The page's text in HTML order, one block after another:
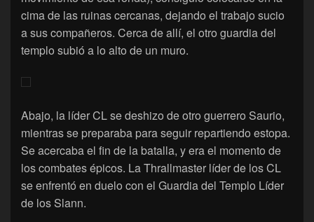
cima de las ruinas cercanas, dejando el trabajo sucio
a sus compañeros. Cerca de allí, el otro guardia del
templo subió a lo alto de un muro.
Abajo, la líder CL se deshizo de otro guerrero Saurio,
mientras se preparaba para seguir repartiendo estopa.
Se acercaba el fin de la batalla, y era el momento de
los combates épicos. La Thrallmaster líder de los CL
se enfrentó en duelo con el Guardia del Templo Líder
de los Slann.